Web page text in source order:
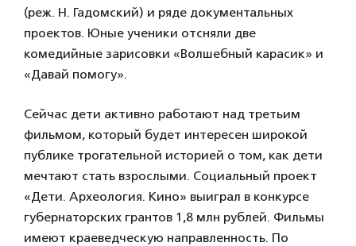
(реж. Н. Гадомский) и ряде документальных
проектов. Юные ученики отсняли две
комедийные зарисовки «Волшебный карасик» и
«Давай помогу».
Сейчас дети активно работают над третьим
фильмом, который будет интересен широкой
публике трогательной историей о том, как дети
мечтают стать взрослыми. Социальный проект
«Дети. Археология. Кино» выиграл в конкурсе
губернаторских грантов 1,8 млн рублей. Фильмы
имеют краеведческую направленность. По